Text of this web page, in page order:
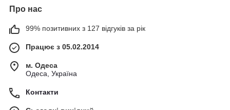
Про нас
99% позитивних з 127 відгуків за рік
Працює з 05.02.2014
м. Одеса
Одеса, Україна
Контакти